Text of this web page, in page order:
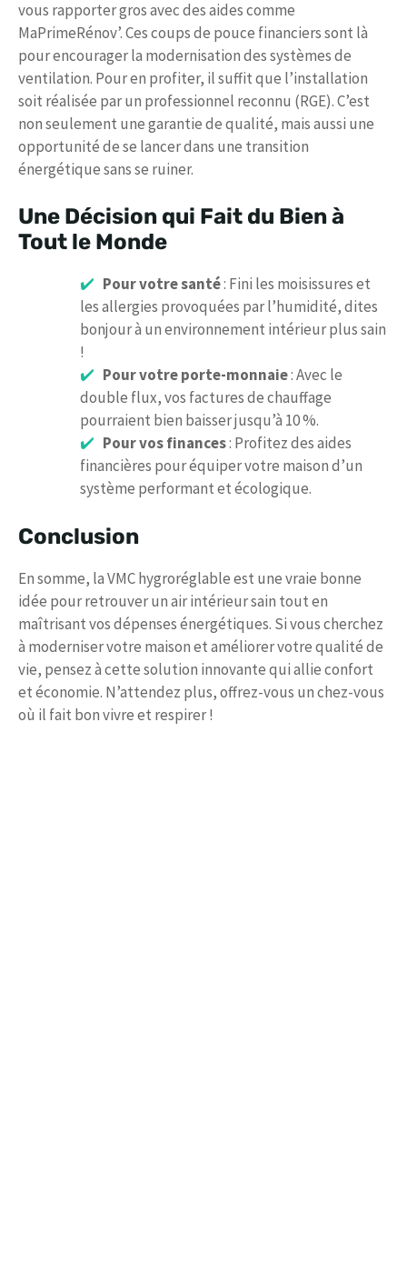
vous rapporter gros avec des aides comme
MaPrimeRénov’. Ces coups de pouce financiers sont là
pour encourager la modernisation des systèmes de
ventilation. Pour en profiter, il suffit que l’installation
soit réalisée par un professionnel reconnu (RGE). C’est
non seulement une garantie de qualité, mais aussi une
opportunité de se lancer dans une transition
énergétique sans se ruiner.
Une Décision qui Fait du Bien à
Tout le Monde
Pour votre santé: Fini les moisissures et
les allergies provoquées par l’humidité, dites
bonjour à un environnement intérieur plus sain
!
Pour votre porte-monnaie: Avec le
double flux, vos factures de chauffage
pourraient bien baisser jusqu’à 10 %.
Pour vos finances: Profitez des aides
financières pour équiper votre maison d’un
système performant et écologique.
Conclusion
En somme, la VMC hygroréglable est une vraie bonne
idée pour retrouver un air intérieur sain tout en
maîtrisant vos dépenses énergétiques. Si vous cherchez
à moderniser votre maison et améliorer votre qualité de
vie, pensez à cette solution innovante qui allie confort
et économie. N’attendez plus, offrez-vous un chez-vous
où il fait bon vivre et respirer !